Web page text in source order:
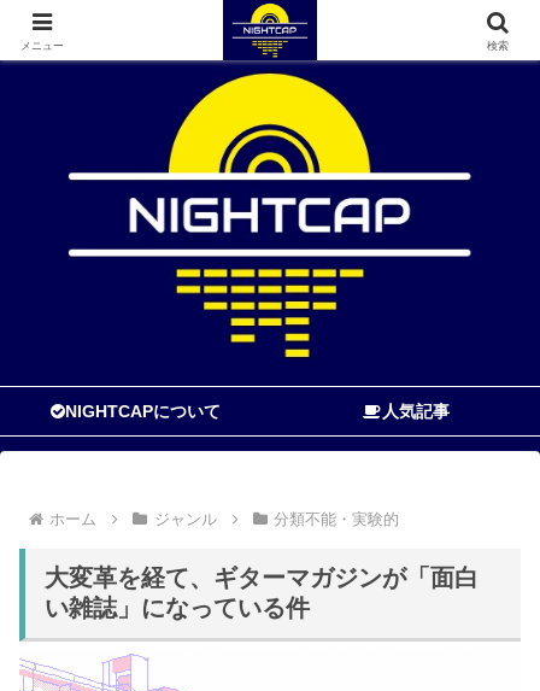
寝る前に読む音楽ブログ
NIGHTCAPについて 人気記事
ホーム ジャンル 分類不能・実験的
大変革を経て、ギターマガジンが「面白
い雑誌」になっている件
メニュー 検索